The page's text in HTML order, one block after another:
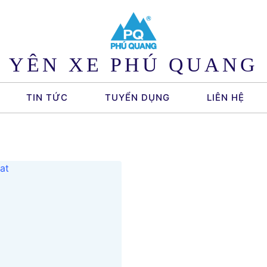
YÊN XE PHÚ QUANG
TIN TỨC TUYỂN DỤNG LIÊN HỆ